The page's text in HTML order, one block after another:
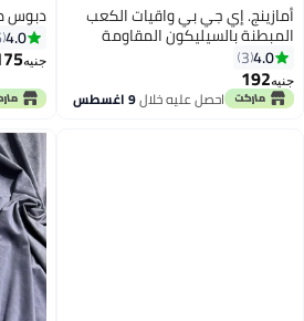
أمازينج. إي جي بي واقيات الكعب
المبطنة بالسيليكون المقاومة
للانزلاق، مناسبة للأحذية الكبيرة جدًا،
حشوات أحذية محسنة للراحة
(سيليكون)
4.0
3
جنيه192
احصل عليه خلال9 اغسطس
دبوس
4.0
جنيه